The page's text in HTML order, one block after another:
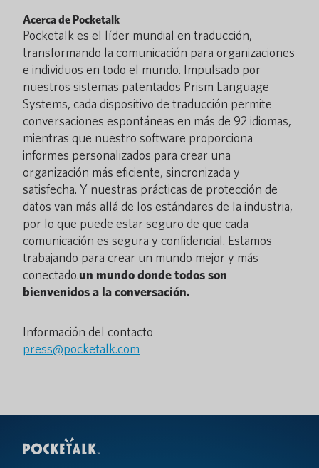
Acerca de Pocketalk
Pocketalk es el líder mundial en traducción,
transformando la comunicación para organizaciones
e individuos en todo el mundo. Impulsado por
nuestros sistemas patentados Prism Language
Systems, cada dispositivo de traducción permite
conversaciones espontáneas en más de 92 idiomas,
mientras que nuestro software proporciona
informes personalizados para crear una
organización más eficiente, sincronizada y
satisfecha. Y nuestras prácticas de protección de
datos van más allá de los estándares de la industria,
por lo que puede estar seguro de que cada
comunicación es segura y confidencial. Estamos
trabajando para crear un mundo mejor y más
conectado.un mundo donde todos son
bienvenidos a la conversación.
Información del contacto
press@pocketalk.com